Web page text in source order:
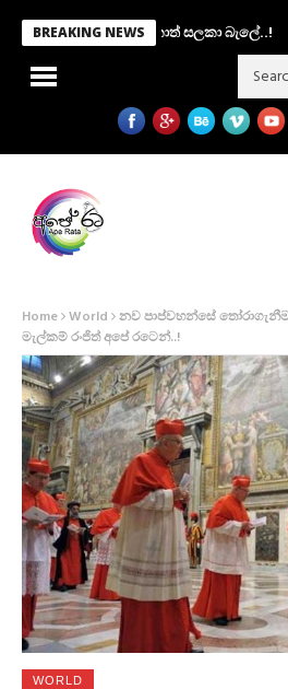
BREAKING NEWS
ෆොන්සේකාත් සලකා බැලේ..!
Home World නව පාප්වහන්සේ
මැල්කම් රංජිත් අපේ රටෙන්..!
WORLD